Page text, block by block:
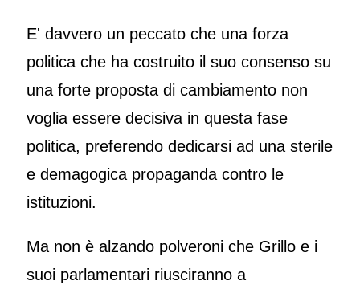
E' davvero un peccato che una forza
politica che ha costruito il suo consenso su
una forte proposta di cambiamento non
voglia essere decisiva in questa fase
politica, preferendo dedicarsi ad una sterile
e demagogica propaganda contro le
istituzioni.
Ma non è alzando polveroni che Grillo e i
suoi parlamentari riusciranno a